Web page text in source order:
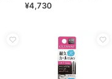
(01)
¥4,730